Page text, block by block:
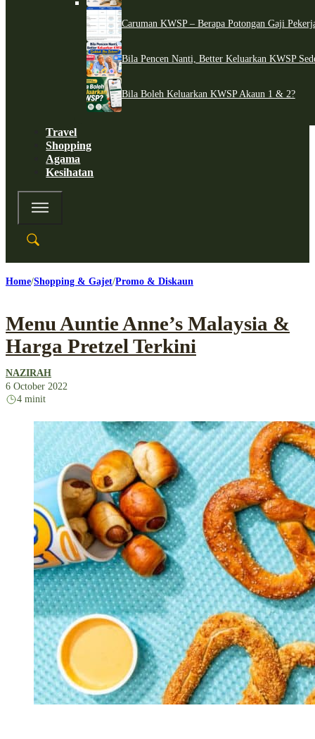
Caruman KWSP – Berapa Potongan Gaji
Bila Pencen Nanti, Better Keluarkan KWSP
Bila Boleh Keluarkan KWSP Akaun 1 & 2?
Travel
Shopping
Agama
Kesihatan
Home Shopping & Gajet Promo & Diskaun
Menu Auntie Anne’s Malaysia &
Harga Pretzel Terkini
NAZIRAH
6 October 2022
4 minit